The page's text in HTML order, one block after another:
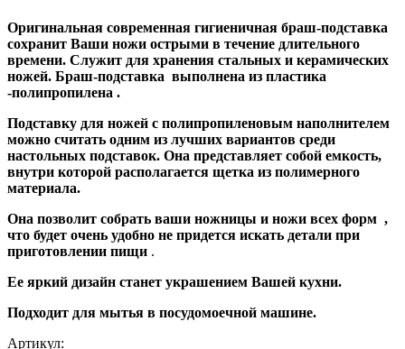
Оригинальная современная гигиеничная браш-подставка
сохранит Ваши ножи острыми в течение длительного
времени. Служит для хранения стальных и керамических
ножей. Браш-подставка выполнена из пластика
-полипропилена .
Подставку для ножей с полипропиленовым наполнителем
можно считать одним из лучших вариантов среди
настольных подставок. Она представляет собой емкость,
внутри которой располагается щетка из полимерного
материала.
Она позволит собрать ваши ножницы и ножи всех форм ,
что будет очень удобно не придется искать детали при
приготовлении пищи .
Ее яркий дизайн станет украшением Вашей кухни.
Подходит для мытья в посудомоечной машине.
Артикул: